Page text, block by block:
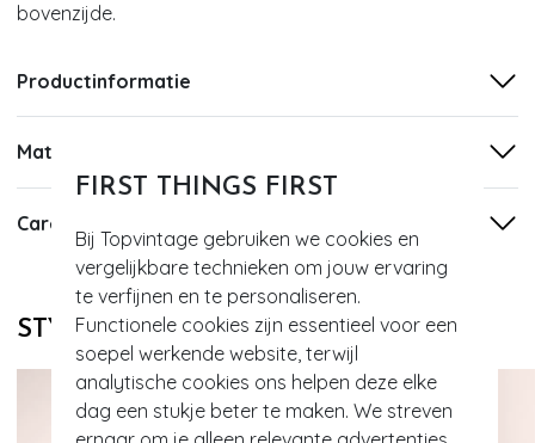
FIRST THINGS FIRST
Bij Topvintage gebruiken we cookies en
vergelijkbare technieken om jouw ervaring
te verfijnen en te personaliseren.
Functionele cookies zijn essentieel voor een
soepel werkende website, terwijl
analytische cookies ons helpen deze elke
dag een stukje beter te maken. We streven
bovenzijde.
Productinformatie
Materiaal
Care
STYLE DIT MET